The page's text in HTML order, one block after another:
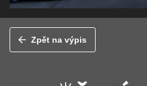
Zpět na výpis